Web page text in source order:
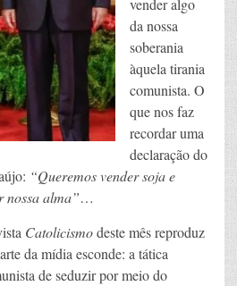
vender algo
da nossa
soberania
àquela tirania
comunista. O
que nos faz
recordar uma
declaração do
“Queremos vender soja e
nossa alma”…
Catolicismodeste mês reproduz
da mídia esconde: a tática
de seduzir por meio do